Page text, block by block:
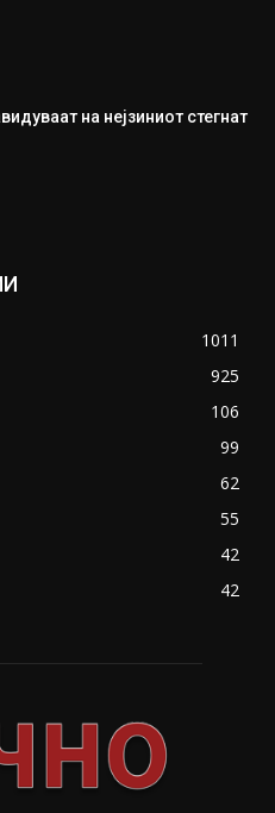
на нејзиниот стегнат
1011
925
106
99
62
55
42
42